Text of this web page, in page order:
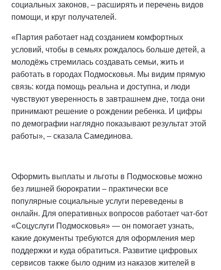
социальных законов, – расширять и перечень видов
помощи, и круг получателей.
«Партия работает над созданием комфортных
условий, чтобы в семьях рождалось больше детей, а
молодёжь стремилась создавать семьи, жить и
работать в городах Подмосковья. Мы видим прямую
связь: когда помощь реальна и доступна, и люди
чувствуют уверенность в завтрашнем дне, тогда они
принимают решение о рождении ребенка. И цифры
по демографии наглядно показывают результат этой
работы», – сказала Самединова.
Оформить выплаты и льготы в Подмосковье можно
без лишней бюрократии – практически все
популярные социальные услуги переведены в
онлайн. Для оперативных вопросов работает чат-бот
«Соцуслуги Подмосковья» — он помогает узнать,
какие документы требуются для оформления мер
поддержки и куда обратиться. Развитие цифровых
сервисов также было одним из наказов жителей в